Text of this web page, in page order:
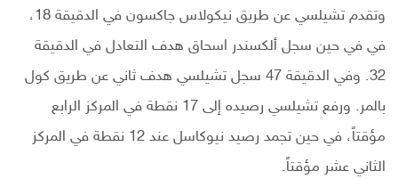
وتقدم تشيلسي عن طريق نيكولاس جاكسون في الدقيقة 18،
في في حين سجل ألكسندر اسحاق هدف التعادل في الدقيقة
32. وفي الدقيقة 47 سجل تشيلسي هدف ثاني عن طريق كول
بالمر. ورفع تشيلسي رصيده إلى 17 نقطة في المركز الرابع
مؤقتاً، في حين تجمد رصيد نيوكاسل عند 12 نقطة في المركز
الثاني عشر مؤقتاً.